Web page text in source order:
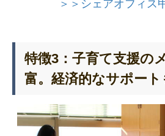
＞＞シェアオフィス
特徴3：子育て支援の
富。経済的なサポート